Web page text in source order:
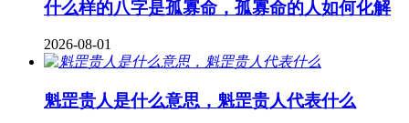
什么样的八字是孤寡命，孤寡命的人如何化解
2026-08-01
魁罡贵人是什么意思，魁罡贵人代表什么